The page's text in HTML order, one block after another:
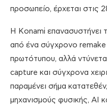
προσωπείο, έρχεται στις
Η Konami επανασυστήνει
από ένα σύγχρονο remake
πρωτότυπου, αλλά
capture και σύγχρονα
παραμένει σήμα
μηχανισμούς φυσικής, AI